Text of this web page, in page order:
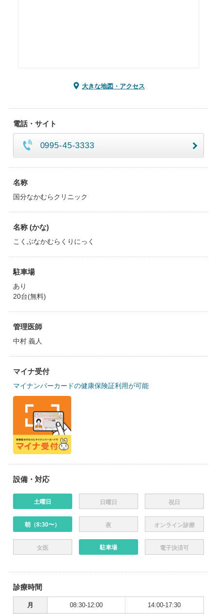
大きな地図・アクセス
電話・サイト
0995-45-3333
名称
国分なかむらクリニック
名称 (かな)
こくぶなかむらくりにっく
駐車場
あり
20台(無料)
管理医師
中村 義人
マイナ受付
マイナンバーカードの健康保険証利用が可能
設備・対応
土曜日 日曜日 祝日
朝（8:30〜） 夜 オンライン診療
女医 駐車場 電子決済可
診療時間
月 08:30-12:00 14:00-17:30